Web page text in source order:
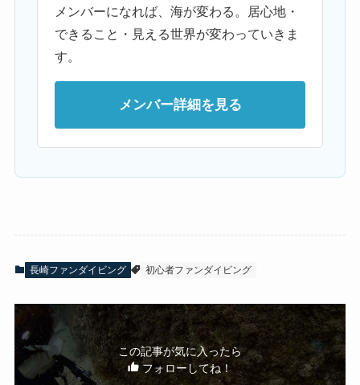
メンバーになれば、海が変わる。居心地・
できること・見える世界が変わっていきま
す。
メンバー詳細を見る
長崎ファンダイビング 初心者ファンダイビング
この記事が気に入ったら
フォローしてね！